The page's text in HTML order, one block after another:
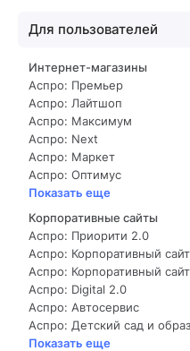
Для пользователей
Интернет-магазины
Аспро: Премьер
Аспро: Лайтшоп
Аспро: Максимум
Аспро: Next
Аспро: Маркет
Аспро: Оптимус
Показать еще
Корпоративные сайты
Аспро: Приорити 2.0
Аспро: Корпоративный
Аспро: Корпоративный
Аспро: Digital 2.0
Аспро: Автосервис
Аспро: Детский сад и
Показать еще